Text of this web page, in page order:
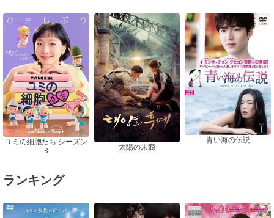
ユミの細胞たち シーズン
3
太陽の末裔
青い海の伝説
ランキング